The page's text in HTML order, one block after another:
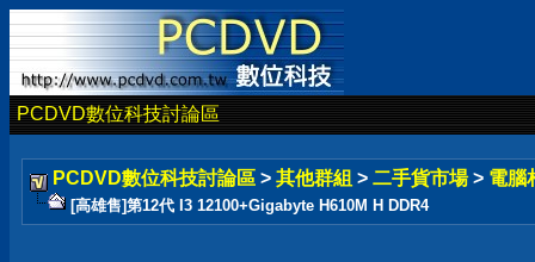
PCDVD數位科技討論區
PCDVD數位科技討論區 > 其他群組 > 二手貨市場 > 電腦
[高雄售]第12代 I3 12100+Gigabyte H610M H DDR4